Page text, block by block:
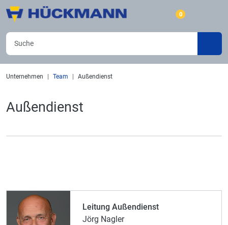
0
Unternehmen Team Außendienst
Außendienst
Leitung Außendienst
Jörg Nagler